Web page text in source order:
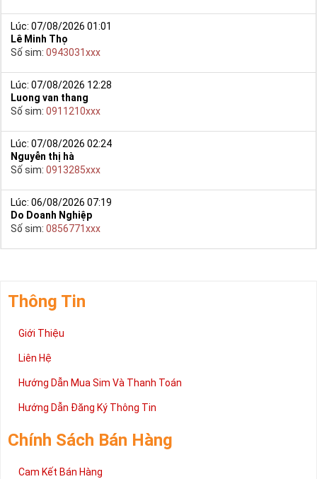
Lúc: 07/08/2026 01:01
Lê Minh Thọ
Số sim: 0943031xxx
Lúc: 07/08/2026 12:28
Luong van thang
Số sim: 0911210xxx
Lúc: 07/08/2026 02:24
Nguyễn thị hà
Số sim: 0913285xxx
Lúc: 06/08/2026 07:19
Do Doanh Nghiệp
Số sim: 0856771xxx
Thông Tin
Giới Thiệu
Liên Hệ
Hướng Dẫn Mua Sim Và Thanh Toán
Hướng Dẫn Đăng Ký Thông Tin
Chính Sách Bán Hàng
Cam Kết Bán Hàng